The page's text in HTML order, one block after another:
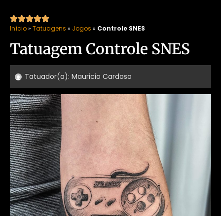

Início» Tatuagens » Jogos » Controle SNES
Tatuagem Controle SNES
Tatuador(a): Mauricio Cardoso